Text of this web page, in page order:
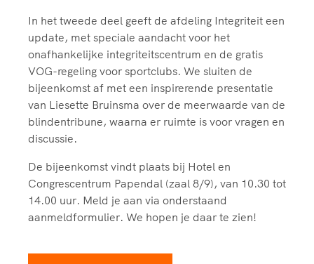
Lees verder
In het tweede deel geeft de afdeling Integriteit een
update, met speciale aandacht voor het
onafhankelijke integriteitscentrum en de gratis
VOG-regeling voor sportclubs. We sluiten de
bijeenkomst af met een inspirerende presentatie
van Liesette Bruinsma over de meerwaarde van de
blindentribune, waarna er ruimte is voor vragen en
discussie.
De bijeenkomst vindt plaats bij Hotel en
Congrescentrum Papendal (zaal 8/9), van 10.30 tot
14.00 uur. Meld je aan via onderstaand
aanmeldformulier. We hopen je daar te zien!